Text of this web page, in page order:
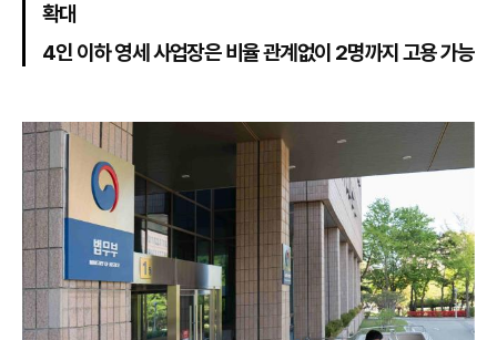
확대
4인 이하 영세 사업장은 비율 관계없이 2명까지 고용 가능